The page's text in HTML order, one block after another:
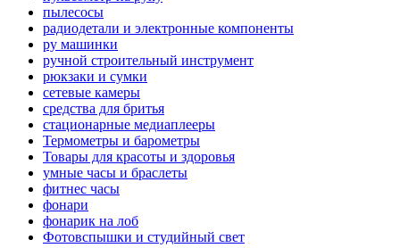
пылесосы
радиодетали и электронные компоненты
ру машинки
ручной строительный инструмент
рюкзаки и сумки
сетевые камеры
средства для бритья
стационарные медиаплееры
Термометры и барометры
Товары для красоты и здоровья
умные часы и браслеты
фитнес часы
фонари
фонарик на лоб
Фотовспышки и студийный свет